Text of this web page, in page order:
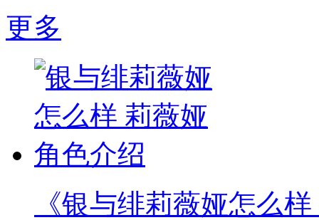
更多
《银与绯莉薇娅怎么